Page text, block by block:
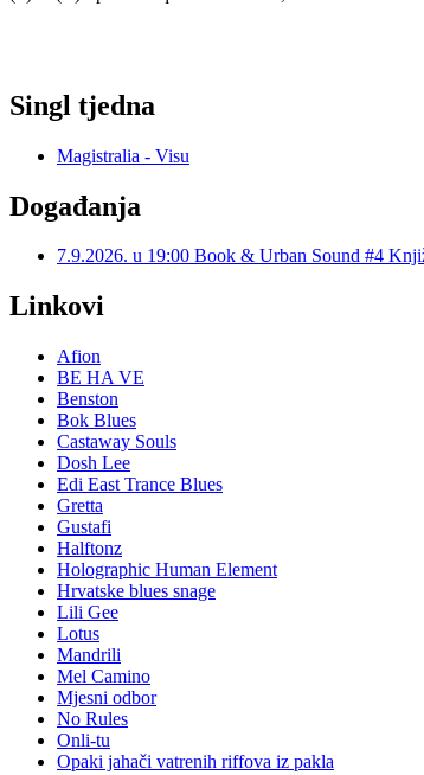
Singl tjedna
Magistralia - Visu
Događanja
7.9.2026. u 19:00 Book & Urban Sound #4
Linkovi
Afion
BE HA VE
Benston
Bok Blues
Castaway Souls
Dosh Lee
Edi East Trance Blues
Gretta
Gustafi
Halftonz
Holographic Human Element
Hrvatske blues snage
Lili Gee
Lotus
Mandrili
Mel Camino
Mjesni odbor
No Rules
Onli-tu
Opaki jahači vatrenih riffova iz pakla